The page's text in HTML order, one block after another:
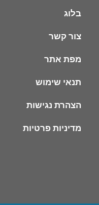
בלוג
צור קשר
מפת אתר
תנאי שימוש
הצהרת נגישות
מדיניות פרטיות